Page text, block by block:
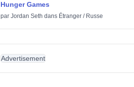
Hunger Games
par Jordan Seth dans Étranger / Russe
Advertisement